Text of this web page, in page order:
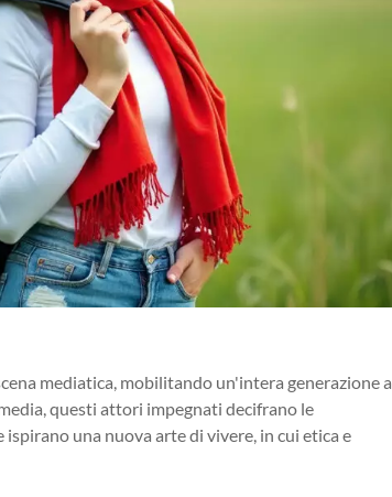
mediatica, mobilitando un'intera generazione a
questi attori impegnati decifrano le
una nuova arte di vivere, in cui etica e